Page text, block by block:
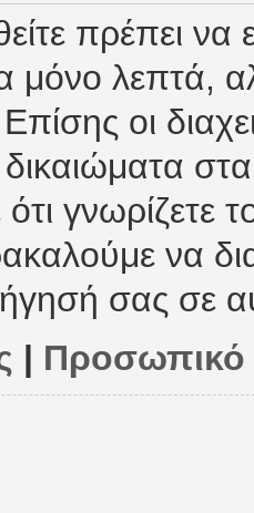
πρέπει
μόνο λεπτά,
οι
ότι γνωρίζετε
να
σας σε
|